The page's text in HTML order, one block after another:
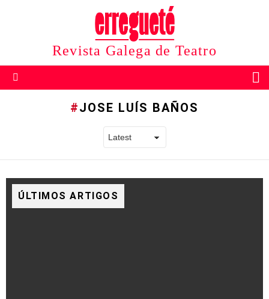
Revista Galega de Teatro
JOSE LUÍS BAÑOS
ÚLTIMOS ARTIGOS